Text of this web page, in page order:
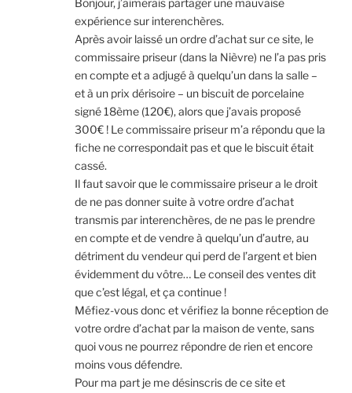
Bonjour, j’aimerais partager une mauvaise
expérience sur interenchères.
Après avoir laissé un ordre d’achat sur ce site, le
commissaire priseur (dans la Nièvre) ne l’a pas pris
en compte et a adjugé à quelqu’un dans la salle –
et à un prix dérisoire – un biscuit de porcelaine
signé 18ème (120€), alors que j’avais proposé
300€ ! Le commissaire priseur m’a répondu que la
fiche ne correspondait pas et que le biscuit était
cassé.
Il faut savoir que le commissaire priseur a le droit
de ne pas donner suite à votre ordre d’achat
transmis par interenchères, de ne pas le prendre
en compte et de vendre à quelqu’un d’autre, au
détriment du vendeur qui perd de l’argent et bien
évidemment du vôtre… Le conseil des ventes dit
que c’est légal, et ça continue !
Méfiez-vous donc et vérifiez la bonne réception de
votre ordre d’achat par la maison de vente, sans
quoi vous ne pourrez répondre de rien et encore
moins vous défendre.
Pour ma part je me désinscris de ce site et